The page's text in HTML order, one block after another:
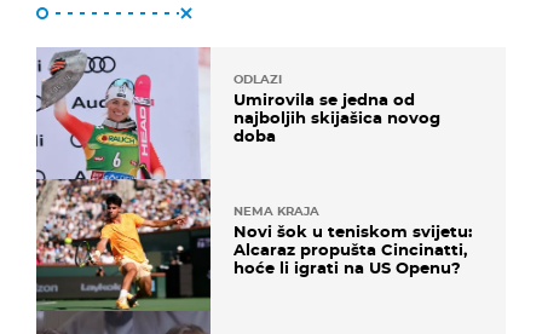
ODLAZI
Umirovila se jedna od
najboljih skijašica novog
doba
NEMA KRAJA
Novi šok u teniskom svijetu:
Alcaraz propušta Cincinatti,
hoće li igrati na US Openu?